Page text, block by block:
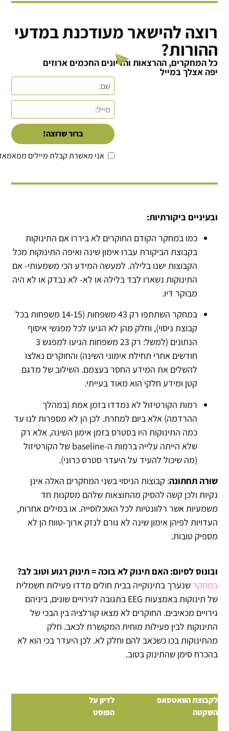
רוצה להישאר מעודכנת במדעי
ההורות?
כל המחקרים, ההרצאות והדיונים החכמים ארוזים
יפה אצלך במייל
אני מאשרת קבלת מיילים
ברור שרוצה!
ובעיניים ביקורתיות:
כמו במחקר הקודם החוקרים לא ביררו אם התינוקות
בקבוצת הביקורת עברו אימון שינה ואיפה התינוקות מכל
הקבוצות ישנו בלילה. למעשה המידע הכי משמעותי- אם
התינוקות נשארו לבד בלילה או לא- לא נבדק או לא היה
מבוקר דיו.
במחקר השתתפו רק 43 משפחות (14-15 משפחות בכל
קבוצת ניסוי), וחלק מהן לא הגיעו לכל מפגשי איסוף
הנתונים (למשל: רק 23 משפחות הגיעו למפגש 3
חודשים אחרי תחילת אימוני השינה) והחוקרים נאלצו
להשלים את המידע החסר בעצמם. השילוב של מדגם
קטן ומידע חלקי הוא מאוד בעייתי.
רמות הקורטיזול לא נמדדו בזמן אמת (במהלך
ההרדמה) אלא ביום למחרת. לכן הן לא מספרות לנו עד
כמה התינוקות היו בסטרס בזמן אימון השינה, אלא רק
שלא הייתה עלייה ברמות ה-baseline של הקורטיזול
(מה שיכול להעיד על היעדר סטרס כרוני).
שורה תחתונה: קבוצות הניסוי בשני המחקרים האלה אינן
נקיות ולכן קשה להסיק מהתוצאות שלהם מסקנות חד
משמעיות אשר רלוונטיות לכל האוכלוסייה. או במילים אחרות,
העדויות לפיהן אימון שינה לא גורם לנזק ארוך-טווח הן לא
מספיק טובות.
ובונוס לסיום: האם תינוק לא בוכה = תינוק רגוע וטוב לב?
במחקרשנערך בתינוקייה בבית חולים מדדו פעילות חשמלית
של תינוקות באמצעות EEG בתגובה לגירויים שונים, ביניהם
גירויים מכאיבים. החוקרים לא מצאו קורלציה בין הבכי של
התינוקות לבין פעילות מוחית המקושרת לכאב. חלק
מהתינוקות בכו כשכאב להם וחלק לא. לכן היעדר בכי הוא לא
בהכרח סימן שהתינוק בטוב.
לדיון על
הפוסט
לקבוצת הוואטסאפ
השקטה